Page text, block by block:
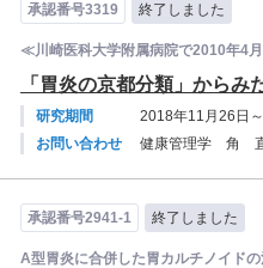
承認番号3319 終了しました
≪川崎医科大学附属病院で2010年4
「胃炎の京都分類」から
研究期間
2018年11月26日
お問い合わせ
健康管理学 角
承認番号2941-1 終了しました
A型胃炎に合併した胃カルチノイド